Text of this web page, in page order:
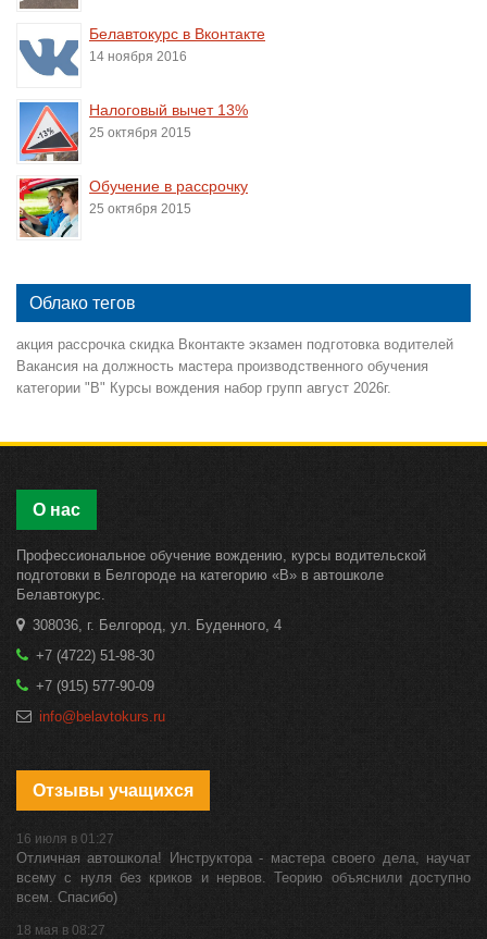
Белавтокурс в Вконтакте
14 ноября 2016
Налоговый вычет 13%
25 октября 2015
Обучение в рассрочку
25 октября 2015
Облако тегов
акция рассрочка скидка Вконтакте экзамен подготовка водителей
Вакансия на должность мастера производственного обучения
категории "В" Курсы вождения набор групп август 2026г.
О нас
Профессиональное обучение вождению, курсы водительской
подготовки в Белгороде на категорию «B» в автошколе
Белавтокурс.
308036, г. Белгород, ул. Буденного, 4
+7 (4722) 51-98-30
+7 (915) 577-90-09
info@belavtokurs.ru
Отзывы учащихся
16 июля в 01:27
Отличная автошкола! Инструктора - мастера своего дела, научат
всему с нуля без криков и нервов. Теорию объяснили доступно
всем. Спасибо)
18 мая в 08:27